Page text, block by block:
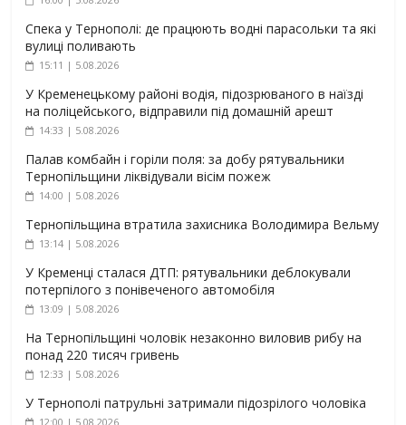
Спека у Тернополі: де працюють водні парасольки та які
вулиці поливають
15:11 | 5.08.2026
У Кременецькому районі водія, підозрюваного в наїзді
на поліцейського, відправили під домашній арешт
14:33 | 5.08.2026
Палав комбайн і горіли поля: за добу рятувальники
Тернопільщини ліквідували вісім пожеж
14:00 | 5.08.2026
Тернопільщина втратила захисника Володимира Вельму
13:14 | 5.08.2026
У Кременці сталася ДТП: рятувальники деблокували
потерпілого з понівеченого автомобіля
13:09 | 5.08.2026
На Тернопільщині чоловік незаконно виловив рибу на
понад 220 тисяч гривень
12:33 | 5.08.2026
У Тернополі патрульні затримали підозрілого чоловіка
12:00 | 5.08.2026